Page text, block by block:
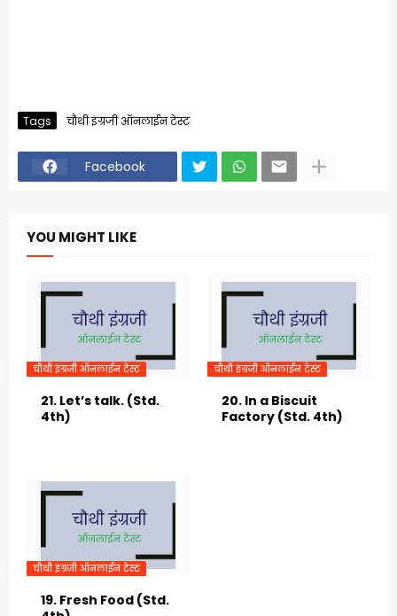
Tags चौथी इंग्रजी ऑनलाईन टेस्ट
Facebook
YOU MIGHT LIKE
चौथी इंग्रजी ऑनलाईन टेस्ट
21. Let’s talk. (Std.
4th)
चौथी इंग्रजी ऑनलाईन टेस्ट
20. In a Biscuit
Factory (Std. 4th)
चौथी इंग्रजी ऑनलाईन टेस्ट
19. Fresh Food (Std.